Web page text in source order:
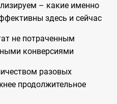
– какие именно
здесь и сейчас
не потраченным
конверсиями
разовых
продолжительное